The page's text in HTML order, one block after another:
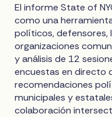
El informe State of
como una
políticos,
organizaciones
y análisis de 12
encuestas en directo
recomendaciones
municipales y
colaboración